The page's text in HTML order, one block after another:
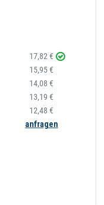
17,82 €
15,95 €
14,08 €
13,19 €
12,48 €
anfragen